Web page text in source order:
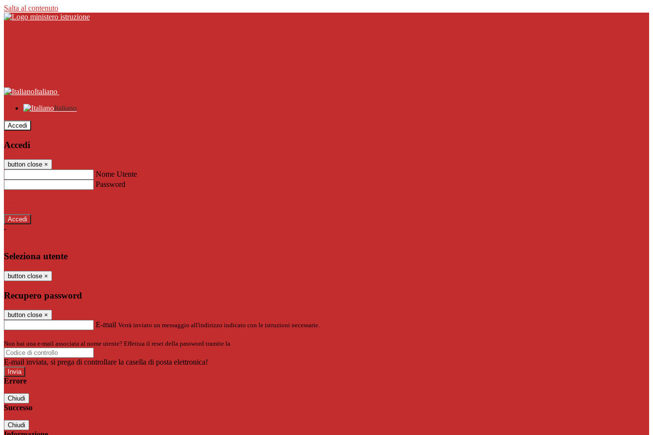
Salta al contenuto
Italiano
Italiano
Accedi
Accedi
button close ×
Nome Utente
Password
-
Seleziona utente
button close ×
Recupero password
button close ×
E-mail Verrà inviato un messaggio all'indirizzo indicato con le istruzioni necessarie.
Non hai una e-mail associata al nome utente? Effettua il reset della password tramite la
E-mail inviata, si prega di controllare la casella di posta elettronica!
Errore
Chiudi
Successo
Chiudi